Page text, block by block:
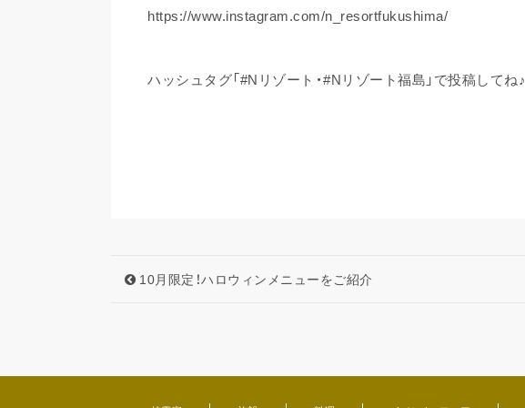
https://www.instagram.com/n_resortfukushima/
ハッシュタグ「#Nリゾート・#Nリゾート福島」で投稿してね♪
10月限定！ハロウィンメニューをご紹介